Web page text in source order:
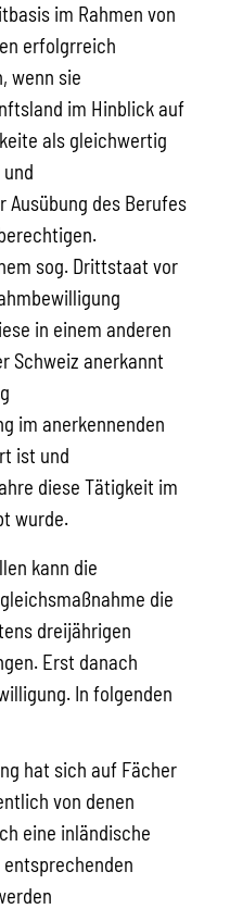
im Rahmen von
erfolgrreich
wenn sie
im Hinblick auf
als gleichwertig
Ausübung des Berufes
sog. Drittstaat vor
in einem anderen
Schweiz anerkannt
im anerkennenden
ist und
diese Tätigkeit im
wurde.
kann die
die
dreijährigen
Erst danach
In folgenden
hat sich auf Fächer
von denen
eine inländische